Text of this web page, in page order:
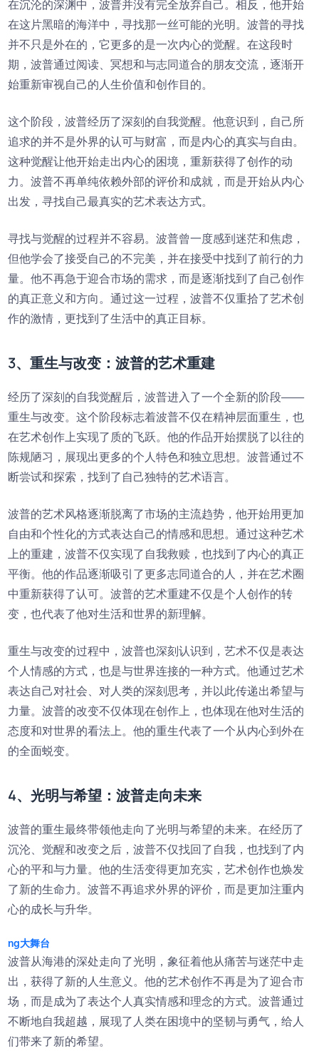
在沉沦的深渊中，波普并没有完全放弃自己。相反，他开始
在这片黑暗的海洋中，寻找那一丝可能的光明。波普的寻找
并不只是外在的，它更多的是一次内心的觉醒。在这段时
期，波普通过阅读、冥想和与志同道合的朋友交流，逐渐开
始重新审视自己的人生价值和创作目的。
这个阶段，波普经历了深刻的自我觉醒。他意识到，自己所
追求的并不是外界的认可与财富，而是内心的真实与自由。
这种觉醒让他开始走出内心的困境，重新获得了创作的动
力。波普不再单纯依赖外部的评价和成就，而是开始从内心
出发，寻找自己最真实的艺术表达方式。
寻找与觉醒的过程并不容易。波普曾一度感到迷茫和焦虑，
但他学会了接受自己的不完美，并在接受中找到了前行的力
量。他不再急于迎合市场的需求，而是逐渐找到了自己创作
的真正意义和方向。通过这一过程，波普不仅重拾了艺术创
作的激情，更找到了生活中的真正目标。
3、重生与改变：波普的艺术重建
经历了深刻的自我觉醒后，波普进入了一个全新的阶段——
重生与改变。这个阶段标志着波普不仅在精神层面重生，也
在艺术创作上实现了质的飞跃。他的作品开始摆脱了以往的
陈规陋习，展现出更多的个人特色和独立思想。波普通过不
断尝试和探索，找到了自己独特的艺术语言。
波普的艺术风格逐渐脱离了市场的主流趋势，他开始用更加
自由和个性化的方式表达自己的情感和思想。通过这种艺术
上的重建，波普不仅实现了自我救赎，也找到了内心的真正
平衡。他的作品逐渐吸引了更多志同道合的人，并在艺术圈
中重新获得了认可。波普的艺术重建不仅是个人创作的转
变，也代表了他对生活和世界的新理解。
重生与改变的过程中，波普也深刻认识到，艺术不仅是表达
个人情感的方式，也是与世界连接的一种方式。他通过艺术
表达自己对社会、对人类的深刻思考，并以此传递出希望与
力量。波普的改变不仅体现在创作上，也体现在他对生活的
态度和对世界的看法上。他的重生代表了一个从内心到外在
的全面蜕变。
4、光明与希望：波普走向未来
波普的重生最终带领他走向了光明与希望的未来。在经历了
沉沦、觉醒和改变之后，波普不仅找回了自我，也找到了内
心的平和与力量。他的生活变得更加充实，艺术创作也焕发
了新的生命力。波普不再追求外界的评价，而是更加注重内
心的成长与升华。
ng大舞台
波普从海港的深处走向了光明，象征着他从痛苦与迷茫中走
出，获得了新的人生意义。他的艺术创作不再是为了迎合市
场，而是成为了表达个人真实情感和理念的方式。波普通过
不断地自我超越，展现了人类在困境中的坚韧与勇气，给人
们带来了新的希望。